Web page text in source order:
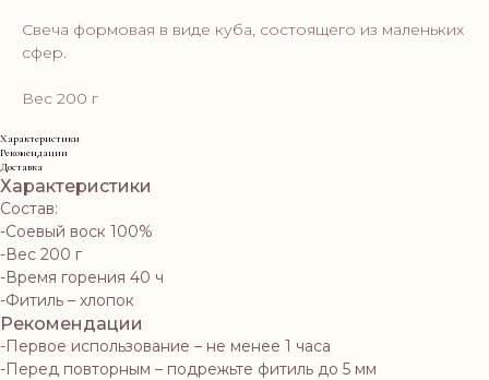
Свеча формовая в виде куба, состоящего из маленьких
сфер.
Вес 200 г
Характеристики
Рекомендации
Доставка
Характеристики
Состав:
-Соевый воск 100%
-Вес 200 г
-Время горения 40 ч
-Фитиль – хлопок
Рекомендации
-Первое использование – не менее 1 часа
-Перед повторным – подрежьте фитиль до 5 мм